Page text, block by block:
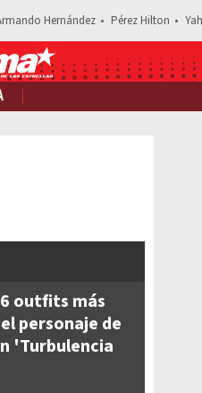
Hernández Pérez Hilton
Comparte esta noticia
outfits más
personaje de
'Turbulencia